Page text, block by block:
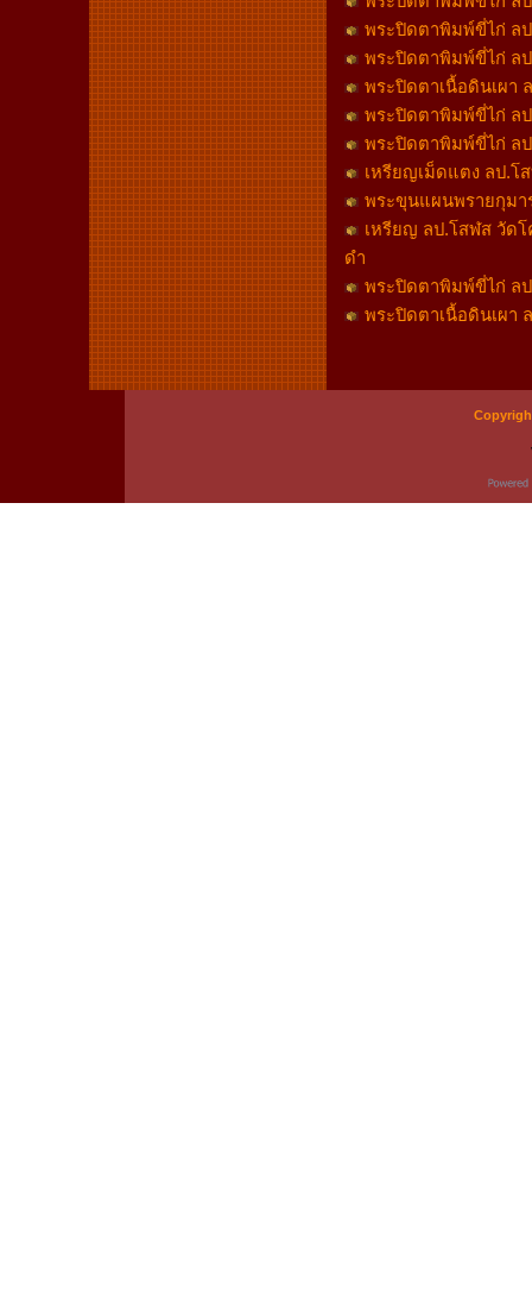
พระปิดตาพิมพ์ขี่ไก่ ล
พระปิดตาพิมพ์ขี่ไก่ ล
พระปิดตาเนื้อดินเผา
พระปิดตาพิมพ์ขี่ไก่ ล
พระปิดตาพิมพ์ขี่ไก่ ล
เหรียญเม็ดแตง ลป.โ
พระขุนแผนพรายกุมา
เหรียญ ลป.โสฬส วัด
ดำ
พระปิดตาพิมพ์ขี่ไก่ ล
พระปิดตาเนื้อดินเผา